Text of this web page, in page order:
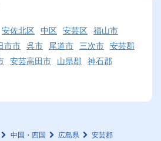
安佐北区 中区 安芸区 福山市
市市 呉市 尾道市 三次市 安芸郡
安芸高田市 山県郡 神石郡
中国・四国 広島県 安芸郡